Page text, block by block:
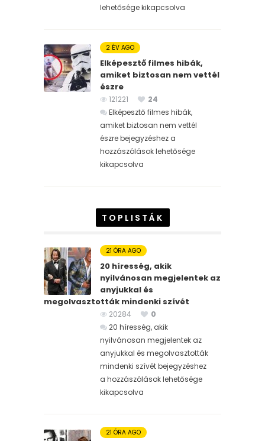
lehetősége kikapcsolva
2 ÉV AGO
Elképesztő filmes hibák,
amiket biztosan nem vettél
észre
121221
24
Elképesztő filmes hibák,
amiket biztosan nem vettél
észre bejegyzéshez a
hozzászólások lehetősége
kikapcsolva
TOPLISTÁK
21 ÓRA AGO
20 híresség, akik
nyilvánosan megjelentek az
anyjukkal és
megolvasztották mindenki szívét
20284
0
20 híresség, akik
nyilvánosan megjelentek az
anyjukkal és megolvasztották
mindenki szívét bejegyzéshez
a hozzászólások lehetősége
kikapcsolva
21 ÓRA AGO